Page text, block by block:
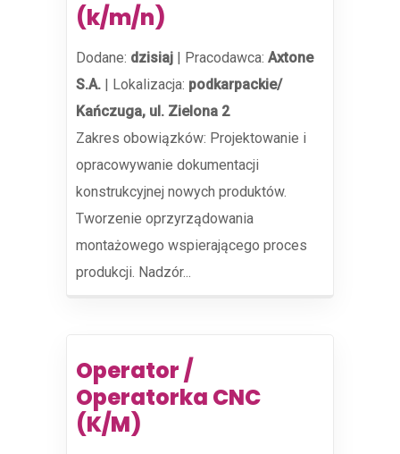
(k/m/n)
Dodane: dzisiaj | Pracodawca: Axtone
S.A. | Lokalizacja: podkarpackie/
Kańczuga, ul. Zielona 2
Zakres obowiązków: Projektowanie i
opracowywanie dokumentacji
konstrukcyjnej nowych produktów.
Tworzenie oprzyrządowania
montażowego wspierającego proces
produkcji. Nadzór...
Operator /
Operatorka CNC
(K/M)